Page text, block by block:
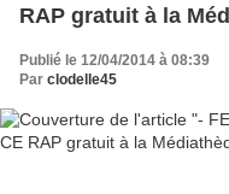
RAP gratuit à la
Publié le 12/04/2014 à 08:39
Par clodelle45